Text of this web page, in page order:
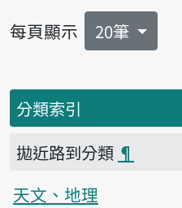
每頁顯示 20筆
分類索引
拋近路到分類 ¶
天文、地理